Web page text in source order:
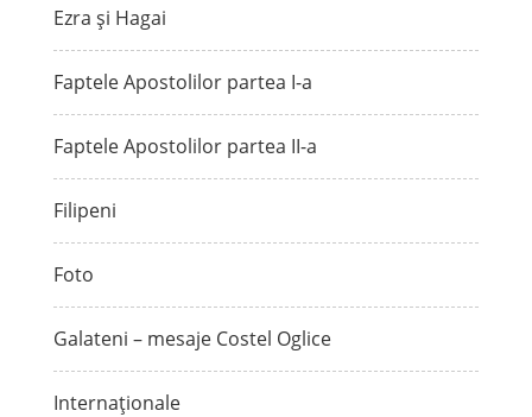
Ezra și Hagai
Faptele Apostolilor partea I-a
Faptele Apostolilor partea II-a
Filipeni
Foto
Galateni – mesaje Costel Oglice
Internaționale